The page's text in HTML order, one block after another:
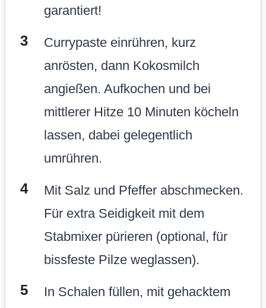
garantiert!
Currypaste einrühren, kurz
anrösten, dann Kokosmilch
angießen. Aufkochen und bei
mittlerer Hitze 10 Minuten köcheln
lassen, dabei gelegentlich
umrühren.
Mit Salz und Pfeffer abschmecken.
Für extra Seidigkeit mit dem
Stabmixer pürieren (optional, für
bissfeste Pilze weglassen).
In Schalen füllen, mit gehacktem